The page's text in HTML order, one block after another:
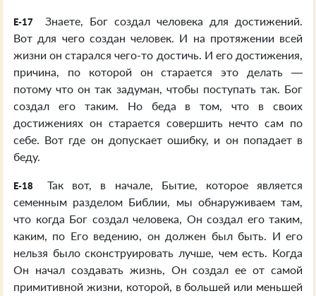
E-17
Знаете, Бог создал человека для достижений.
Вот для чего создан человек. И на протяжении всей
жизни он старался чего-то достичь. И его достижения,
причина, по которой он старается это делать —
потому что он так задуман, чтобы поступать так. Бог
создал его таким. Но беда в том, что в своих
достижениях он старается совершить нечто сам по
себе. Вот где он допускает ошибку, и он попадает в
беду.
E-18
Так вот, в начале, Бытие, которое является
семенным разделом Библии, мы обнаруживаем там,
что когда Бог создал человека, Он создал его таким,
каким, по Его ведению, он должен был быть. И его
нельзя было сконструировать лучше, чем есть. Когда
Он начал создавать жизнь, Он создал ее от самой
примитивной жизни, которой, в большей или меньшей